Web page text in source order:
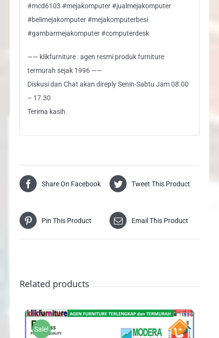
#mcd6103 #mejakomputer #jualmejakomputer
#belimejakomputer #mejakomputerbesi
#gambarmejakomputer #computerdesk
—— klikfurniture : agen resmi produk furniture
termurah sejak 1996 ——
Diskusi dan Chat akan direply Senin-Sabtu Jam 08.00
– 17.30
Terima kasih
Share On Facebook Tweet This Product
Pin This Product Email This Product
Related products
Sale!